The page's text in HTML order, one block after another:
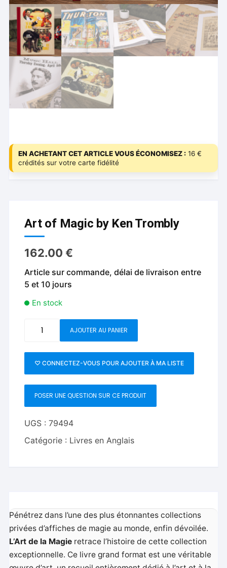
EN ACHETANT CET ARTICLE VOUS ÉCONOMISEZ : 16 €
crédités sur votre carte fidélité
Art of Magic by Ken Trombly
162.00€
Article sur commande, délai de livraison entre
5 et 10 jours
En stock
Magic
by
Ken
Trombly
AJOUTER AU PANIER
♡ CONNECTEZ-VOUS POUR AJOUTER À MA LISTE
POSER UNE QUESTION SUR CE PRODUIT
UGS :79494
Catégorie : Livres en Anglais
Pénétrez dans l’une des plus étonnantes collections
privées d’affiches de magie au monde, enfin dévoilée.
L’Art de la Magie retrace l’histoire de cette collection
exceptionnelle. Ce livre grand format est une véritable